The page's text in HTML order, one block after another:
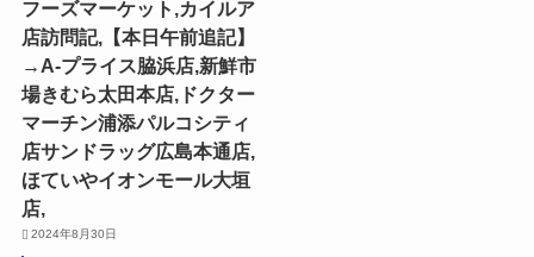
フーズマーケット,カイルア
店訪問記,【本日午前追記】
→A-プライス脇浜店,新鮮市
場きむら太田本店,ドクター
マーチン浦添パルコシティ
店サンドラッグ広島本通店,
ほていやイオンモール大垣
店,
2024年8月30日